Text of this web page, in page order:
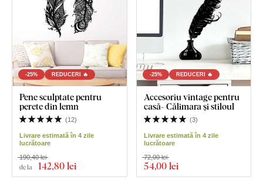
-25% REDUCERI 🔥
Pene sculptate pentru
perete din lemn
(12)
Livrare estimată în 4 zile
lucrătoare
de la 142,80 lei
190,40 lei
-25% REDUCERI 🔥
Accesoriu vintage pentru
casă- Călimara și stiloul
(3)
Livrare estimată în 4 zile
lucrătoare
54,00 lei
72,00 lei